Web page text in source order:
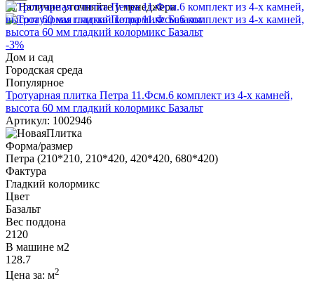
Наличие уточняйте у менеджера
-3%
Дом и сад
Городская среда
Популярное
Тротуарная плитка Петра 11.Фсм.6 комплект из 4-х камней,
высота 60 мм гладкий колормикс Базальт
Артикул: 1002946
Форма/размер
Петра (210*210, 210*420, 420*420, 680*420)
Фактура
Гладкий колормикс
Цвет
Базальт
Вес поддона
2120
В машине м2
128.7
Цена за: м2